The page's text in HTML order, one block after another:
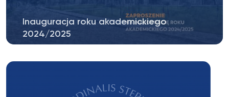
Inauguracja roku akademickiego
2024/2025
Ryszarda Czekalskiego, Rektora...